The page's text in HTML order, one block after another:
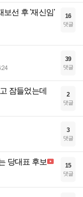
보선 후 '재신임'
16
댓글
39
댓글
잠들었는데 2
댓글
3
댓글
당대표 후보 15
댓글